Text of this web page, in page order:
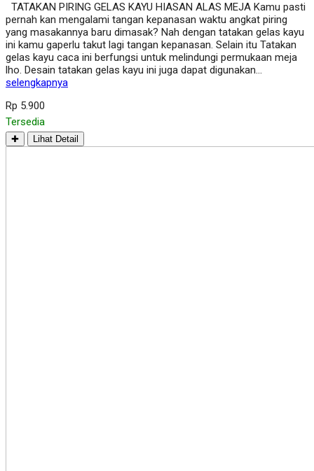
TATAKAN PIRING GELAS KAYU HIASAN ALAS MEJA Kamu pasti
pernah kan mengalami tangan kepanasan waktu angkat piring
yang masakannya baru dimasak? Nah dengan tatakan gelas kayu
ini kamu gaperlu takut lagi tangan kepanasan. Selain itu Tatakan
gelas kayu caca ini berfungsi untuk melindungi permukaan meja
lho. Desain tatakan gelas kayu ini juga dapat digunakan…
selengkapnya
Rp 5.900
Tersedia
✚ Lihat Detail